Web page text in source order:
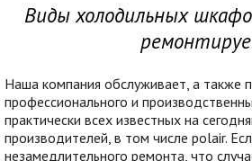
Виды холодильных
Наша компания обслуживает, а также
профессионального и
практически всех известных на
производителей, в том числе polair.
незамедлительного ремонта, что